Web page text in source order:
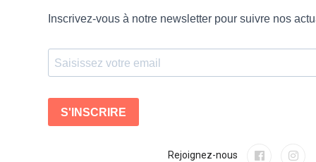
Rejoignez-nous